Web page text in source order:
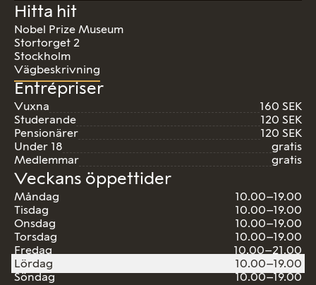
Hitta hit
Nobel Prize Museum
Stortorget 2
Stockholm
Vägbeskrivning
Entrépriser
Vuxna
160 SEK
Studerande
120 SEK
Pensionärer
120 SEK
Under 18
gratis
Medlemmar
gratis
Veckans öppettider
Måndag
10.00–19.00
Tisdag
10.00–19.00
Onsdag
10.00–19.00
Torsdag
10.00–19.00
Fredag
10.00–21.00
Lördag
10.00–19.00
Söndag
10.00–19.00